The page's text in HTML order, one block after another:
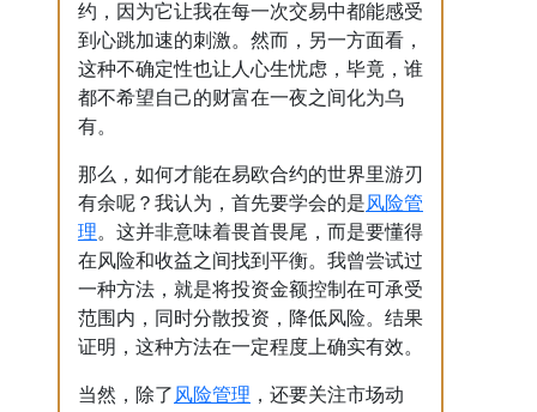
约，因为它让我在每一次交易中都能感受
到心跳加速的刺激。然而，另一方面看，
这种不确定性也让人心生忧虑，毕竟，谁
都不希望自己的财富在一夜之间化为乌
有。
那么，如何才能在易欧合约的世界里游刃
有余呢？我认为，首先要学会的是风险管
理。这并非意味着畏首畏尾，而是要懂得
在风险和收益之间找到平衡。我曾尝试过
一种方法，就是将投资金额控制在可承受
范围内，同时分散投资，降低风险。结果
证明，这种方法在一定程度上确实有效。
当然，除了风险管理 ，还要关注市场动